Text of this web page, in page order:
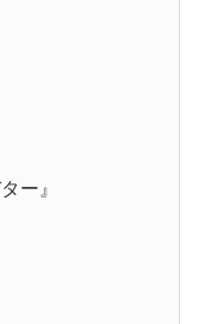
ー』